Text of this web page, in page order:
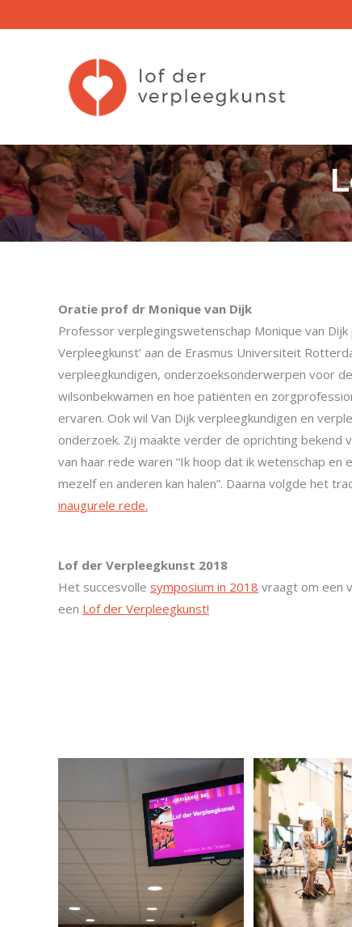
Oratie prof dr Monique van Dijk
Professor verplegingswetenschap Monique van
Verpleegkunst’ aan de Erasmus Universiteit
verpleegkundigen, onderzoeksonderwerpen voor
wilsonbekwamen en hoe patiënten en
ervaren. Ook wil Van Dijk verpleegkundigen en
onderzoek. Zij maakte verder de oprichting bekend
van haar rede waren “Ik hoop dat ik wetenschap
mezelf en anderen kan halen”. Daarna volgde het
inaugurele rede.
Lof der Verpleegkunst 2018
Het succesvolle symposium in 2018 vraagt om een
een Lof der Verpleegkunst!